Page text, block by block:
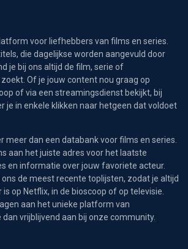
voor liefhebbers van films en series.
die dagelijkse worden aangevuld door
je bij ons altijd de film, serie of
Of je jouw content nou graag op
of via een streamingsdienst bekijkt, bij
je in enkele klikken naar hetgeen dat voldoet
meer dan een databank voor films en series.
aan het juiste adres voor het laatste
en informatie over jouw favoriete acteur.
ons de meest recente toplijsten, zodat je altijd
op Netflix, in de bioscoop of op televisie.
aan het unieke platform van
dan vrijblijvend aan bij onze community.